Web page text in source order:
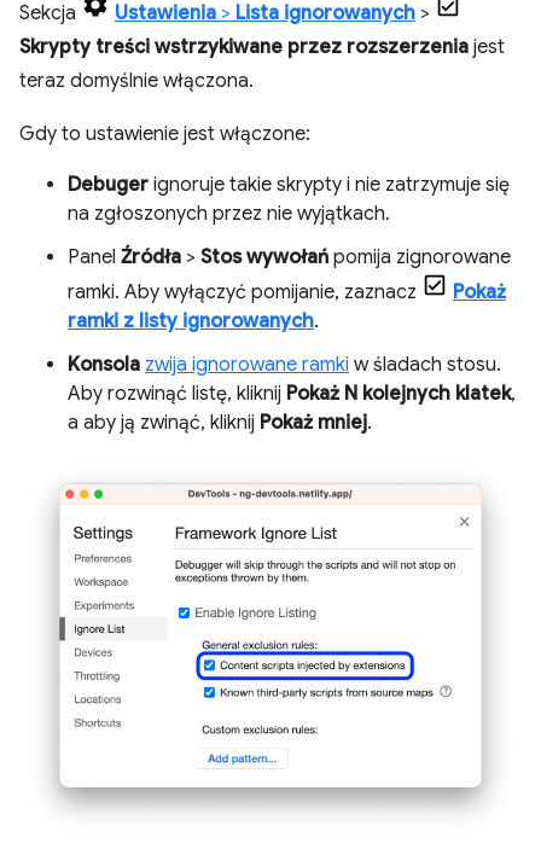
Sekcja Ustawienia > Lista ignorowanych >
Skrypty treści wstrzykiwane przez rozszerzenia jest
teraz domyślnie włączona.
Gdy to ustawienie jest włączone:
Debuger ignoruje takie skrypty i nie zatrzymuje się
na zgłoszonych przez nie wyjątkach.
Panel Źródła > Stos wywołań pomija zignorowane
ramki. Aby wyłączyć pomijanie, zaznacz
Pokaż
ramki z listy ignorowanych.
Konsola zwija ignorowane ramki w śladach stosu.
Aby rozwinąć listę, kliknij Pokaż N kolejnych klatek,
a aby ją zwinąć, kliknij Pokaż mniej.